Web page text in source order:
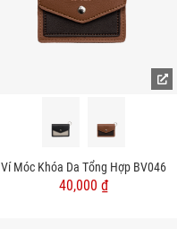
Ví Móc Khóa Da Tổng Hợp BV046
40,000 ₫